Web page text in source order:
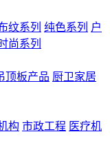
纹系列 纯色系列 户
尚系列
顶板产品 厨卫家居
构 市政工程 医疗机